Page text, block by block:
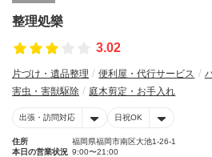
整理処樂
3.02
片づけ・遺品整理 便利屋・代行サービス
害虫・害獣駆除
庭木剪定・お手入れ
出張・訪問対応 日祝OK
住所
福岡県福岡市南区大池1-26-1
本日の営業状況 9:00〜21:00